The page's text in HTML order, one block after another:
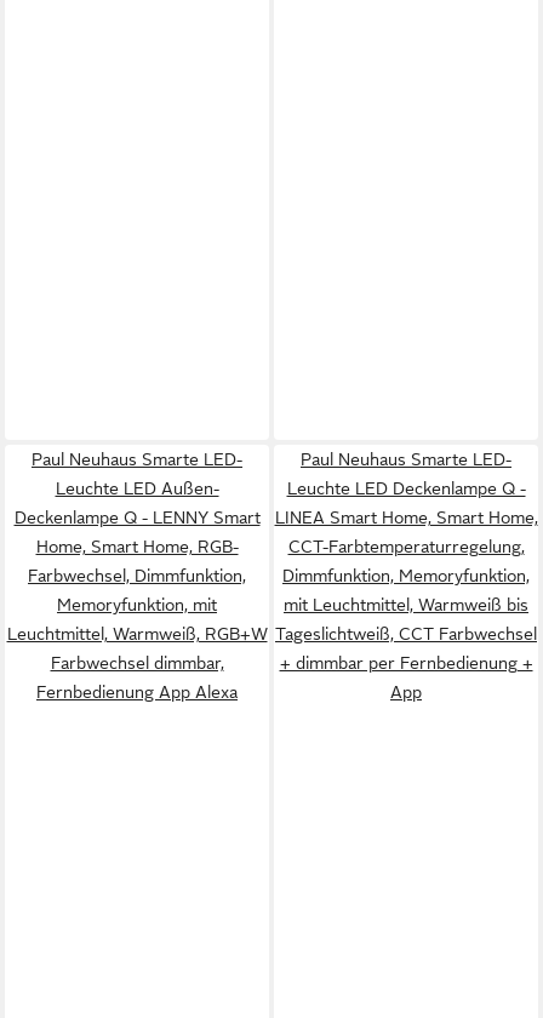
Paul Neuhaus Smarte LED-
Leuchte LED Außen-
Deckenlampe Q - LENNY Smart
Home, Smart Home, RGB-
Farbwechsel, Dimmfunktion,
Memoryfunktion, mit
Leuchtmittel, Warmweiß, RGB+W
Farbwechsel dimmbar,
Fernbedienung App Alexa
Paul Neuhaus Smarte LED-
Leuchte LED Deckenlampe Q -
LINEA Smart Home, Smart Home,
CCT-Farbtemperaturregelung,
Dimmfunktion, Memoryfunktion,
mit Leuchtmittel, Warmweiß bis
Tageslichtweiß, CCT Farbwechsel
+ dimmbar per Fernbedienung +
App